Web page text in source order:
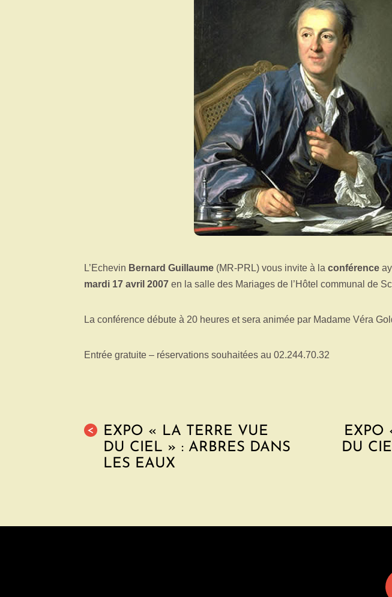
L’Echevin Bernard Guillaume (MR-PRL) vous invite à la conférence
mardi 17 avril 2007 en la salle des Mariages de l’Hôtel communal de
La conférence débute à 20 heures et sera animée par Madame Véra
Entrée gratuite – réservations souhaitées au 02.244.70.32
<
EXPO « LA TERRE VUE
DU CIEL » : ARBRES DANS
LES EAUX
EXPO
DU